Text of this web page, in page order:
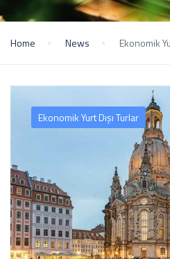
Home News Ekonomik
Ekonomik Yurt Dışı Turlar